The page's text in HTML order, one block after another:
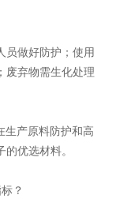
员做好防护；使用
废弃物需生化处理
生产原料防护和高
优选材料。
？